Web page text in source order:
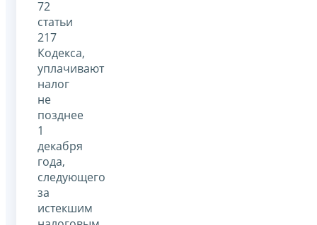
72
статьи
217
Кодекса,
уплачивают
налог
не
позднее
1
декабря
года,
следующего
за
истекшим